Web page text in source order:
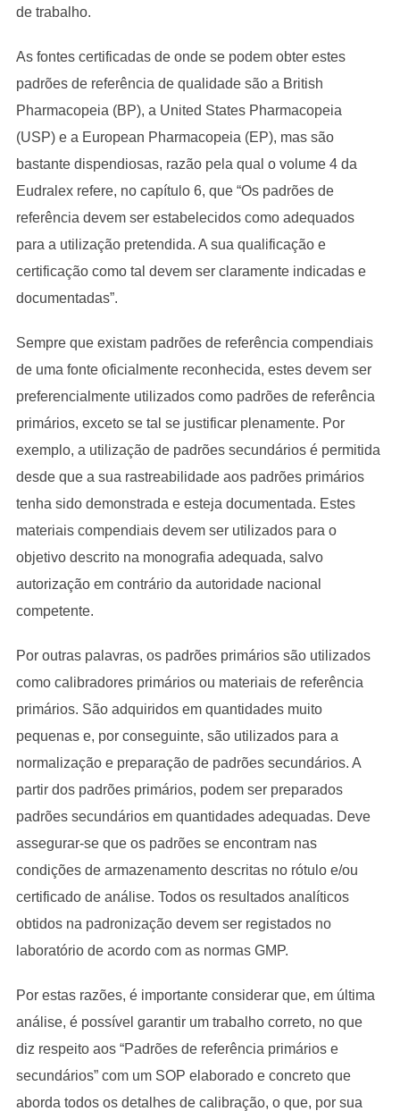
de trabalho.
As fontes certificadas de onde se podem obter estes
padrões de referência de qualidade são a British
Pharmacopeia (BP), a United States Pharmacopeia
(USP) e a European Pharmacopeia (EP), mas são
bastante dispendiosas, razão pela qual o volume 4 da
Eudralex refere, no capítulo 6, que “Os padrões de
referência devem ser estabelecidos como adequados
para a utilização pretendida. A sua qualificação e
certificação como tal devem ser claramente indicadas e
documentadas”.
Sempre que existam padrões de referência compendiais
de uma fonte oficialmente reconhecida, estes devem ser
preferencialmente utilizados como padrões de referência
primários, exceto se tal se justificar plenamente. Por
exemplo, a utilização de padrões secundários é permitida
desde que a sua rastreabilidade aos padrões primários
tenha sido demonstrada e esteja documentada. Estes
materiais compendiais devem ser utilizados para o
objetivo descrito na monografia adequada, salvo
autorização em contrário da autoridade nacional
competente.
Por outras palavras, os padrões primários são utilizados
como calibradores primários ou materiais de referência
primários. São adquiridos em quantidades muito
pequenas e, por conseguinte, são utilizados para a
normalização e preparação de padrões secundários. A
partir dos padrões primários, podem ser preparados
padrões secundários em quantidades adequadas. Deve
assegurar-se que os padrões se encontram nas
condições de armazenamento descritas no rótulo e/ou
certificado de análise. Todos os resultados analíticos
obtidos na padronização devem ser registados no
laboratório de acordo com as normas GMP.
Por estas razões, é importante considerar que, em última
análise, é possível garantir um trabalho correto, no que
diz respeito aos “Padrões de referência primários e
secundários” com um SOP elaborado e concreto que
aborda todos os detalhes de calibração, o que, por sua